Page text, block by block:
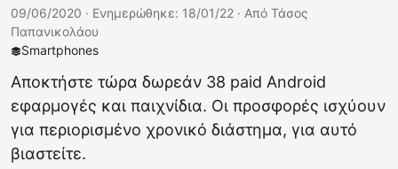
Smartphones
09/06/2020 · Ενημερώθηκε: 18/01/22 · Από Τάσος
Παπανικολάου
Αποκτήστε τώρα δωρεάν 38 paid Android
εφαρμογές και παιχνίδια. Οι προσφορές ισχύουν
για περιορισμένο χρονικό διάστημα, για αυτό
βιαστείτε.